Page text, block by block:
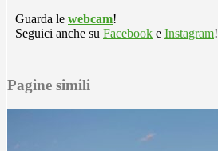
Guarda le webcam!
Seguici anche su Facebook e Instagram!
Pagine simili